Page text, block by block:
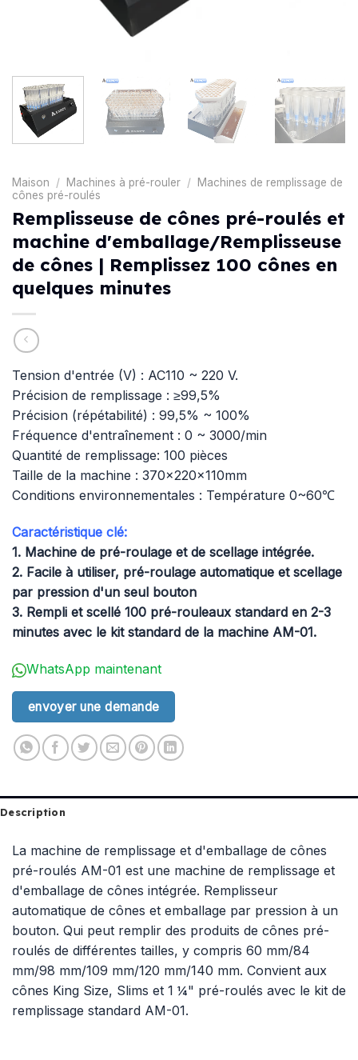
Maison / Machines à pré-rouler /
Machines de remplissage de
cônes pré-roulés
Remplisseuse de cônes pré-roulés et
machine d'emballage/Remplisseuse
de cônes | Remplissez 100 cônes en
quelques minutes
Tension d'entrée (V) : AC110 ~ 220 V.
Précision de remplissage : ≥99,5%
Précision (répétabilité) : 99,5% ~ 100%
Fréquence d'entraînement : 0 ~ 3000/min
Quantité de remplissage: 100 pièces
Taille de la machine : 370x220x110mm
Conditions environnementales : Température 0~60℃
Caractéristique clé:
1. Machine de pré-roulage et de scellage intégrée.
2. Facile à utiliser, pré-roulage automatique et scellage
par pression d'un seul bouton
3. Rempli et scellé 100 pré-rouleaux standard en 2-3
minutes avec le kit standard de la machine AM-01.
WhatsApp maintenant
envoyer une demande
Description
La machine de remplissage et d'emballage de cônes
pré-roulés AM-01 est une machine de remplissage et
d'emballage de cônes intégrée. Remplisseur
automatique de cônes et emballage par pression à un
bouton. Qui peut remplir des produits de cônes pré-
roulés de différentes tailles, y compris 60 mm/84
mm/98 mm/109 mm/120 mm/140 mm. Convient aux
cônes King Size, Slims et 1 ¼" pré-roulés avec le kit de
remplissage standard AM-01.